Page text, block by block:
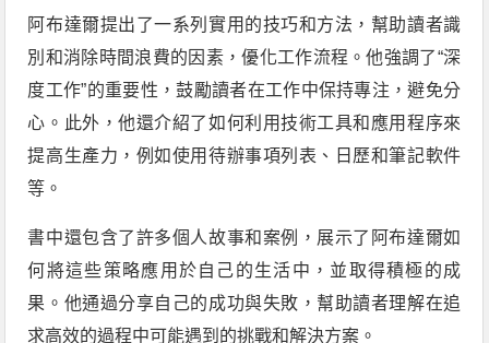
阿布達爾提出了一系列實用的技巧和方法，幫助讀者識
別和消除時間浪費的因素，優化工作流程。他強調了“深
度工作”的重要性，鼓勵讀者在工作中保持專注，避免分
心。此外，他還介紹了如何利用技術工具和應用程序來
提高生產力，例如使用待辦事項列表、日歷和筆記軟件
等。
書中還包含了許多個人故事和案例，展示了阿布達爾如
何將這些策略應用於自己的生活中，並取得積極的成
果。他通過分享自己的成功與失敗，幫助讀者理解在追
求高效的過程中可能遇到的挑戰和解決方案。